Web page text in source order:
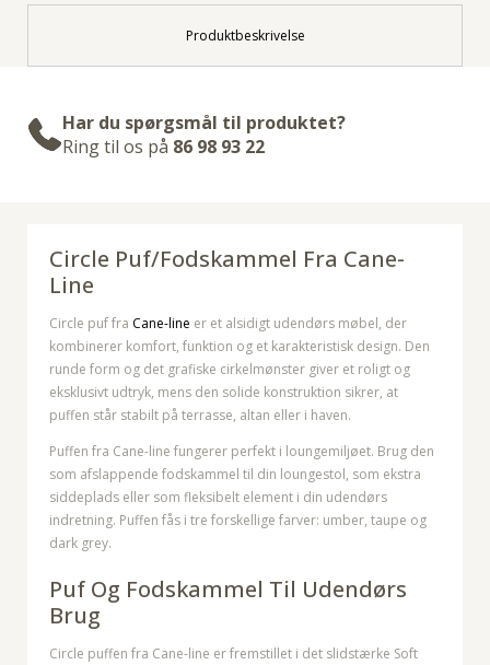
Produktbeskrivelse
Har du spørgsmål til produktet?
Ring til os på 86 98 93 22
Circle Puf/fodskammel Fra Cane-
Line
Circle puf fra Cane-line er et alsidigt udendørs møbel, der
kombinerer komfort, funktion og et karakteristisk design. Den
runde form og det grafiske cirkelmønster giver et roligt og
eksklusivt udtryk, mens den solide konstruktion sikrer, at
puffen står stabilt på terrasse, altan eller i haven.
Puffen fra Cane-line fungerer perfekt i loungemiljøet. Brug den
som afslappende fodskammel til din loungestol, som ekstra
siddeplads eller som fleksibelt element i din udendørs
indretning. Puffen fås i tre forskellige farver: umber, taupe og
dark grey.
Puf Og Fodskammel Til Udendørs
Brug
Circle puffen fra Cane-line er fremstillet i det slidstærke Soft